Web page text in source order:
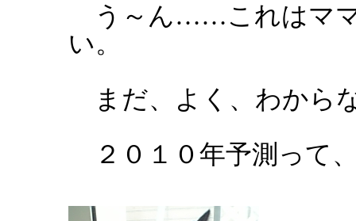
う～ん……これはママ
い。
まだ、よく、わから
２０１０年予測って